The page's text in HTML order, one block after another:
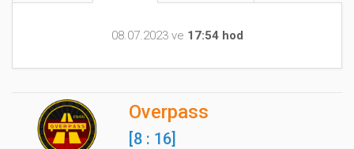
08.07.2023 ve 17:54 hod
Overpass
[8 : 16]